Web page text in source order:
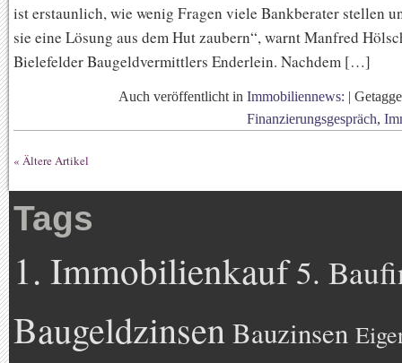
ist erstaunlich, wie wenig Fragen viele Bankberater stellen
sie eine Lösung aus dem Hut zaubern“, warnt Manfred
Bielefelder Baugeldvermittlers Enderlein. Nachdem […]
Auch veröffentlicht in Immobiliennews: |
Finanzierungsgespräch,
« Ältere Artikel
Tags
1. Immobilienkauf5.
BaugeldzinsenBauzinsen